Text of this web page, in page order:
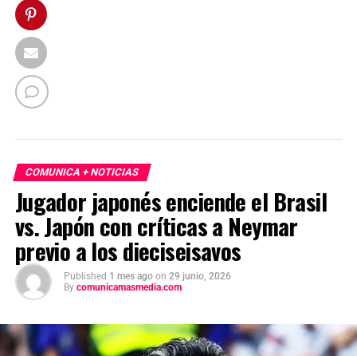
COMUNICA + NOTICIAS
Jugador japonés enciende el Brasil
vs. Japón con críticas a Neymar
previo a los dieciseisavos
Published 1 mes ago on 29 junio, 2026
By comunicamasmedia.com